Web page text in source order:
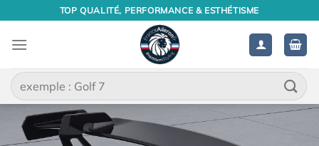
contenu
TOP QUALITÉ, PERFORMANCE & ESTHÉTISME
Recherche
pour :